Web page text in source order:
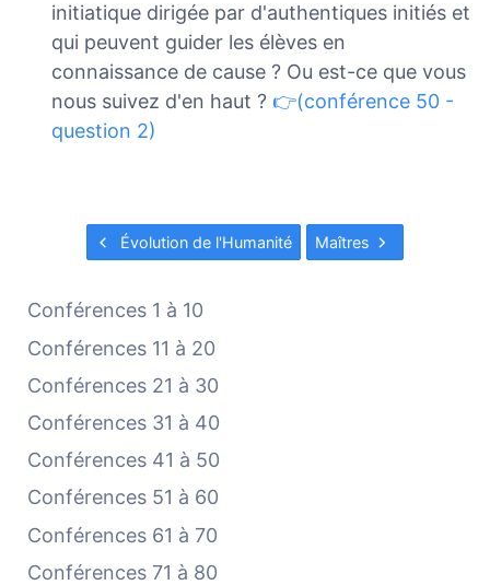
initiatique dirigée par d'authentiques initiés et
qui peuvent guider les élèves en
connaissance de cause ? Ou est-ce que vous
nous suivez d'en haut ? 👉(conférence 50 -
question 2)
Évolution de l'Humanité Maîtres
Conférences 1 à 10
Conférences 11 à 20
Conférences 21 à 30
Conférences 31 à 40
Conférences 41 à 50
Conférences 51 à 60
Conférences 61 à 70
Conférences 71 à 80